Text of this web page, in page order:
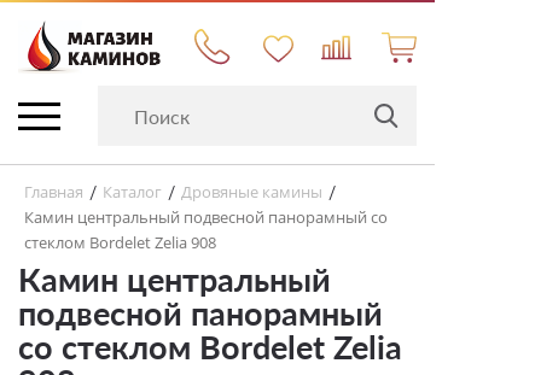
Главная / Каталог / Дровяные камины /
Камин центральный подвесной панорамный со
стеклом Bordelet Zelia 908
Камин центральный
подвесной панорамный
со стеклом Bordelet Zelia